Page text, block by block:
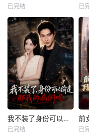
已完结 已
我不装了身份可以偷走那我的病例呢
已完结 已